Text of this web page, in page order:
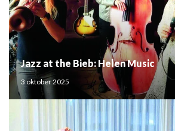
Jazz at the Bieb: Helen Music
3 oktober 2025